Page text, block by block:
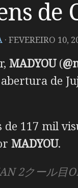
· FEVEREIRO 10,
MADYOU(
de
de 117 mil
MADYOU.
2クール目